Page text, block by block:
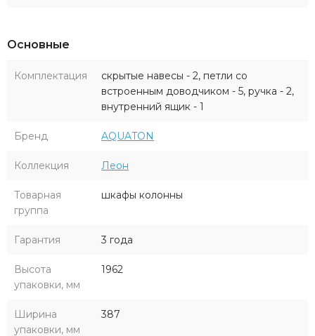
Основные
Комплектация
скрытые навесы - 2, петли со
встроенным доводчиком - 5, ручка - 2,
внутренний ящик - 1
Бренд AQUATON
Коллекция Леон
Товарная
группа
шкафы колонны
Гарантия 3 года
Высота
упаковки, мм
1962
Ширина
упаковки, мм
387